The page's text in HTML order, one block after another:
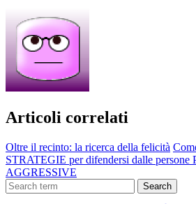
Articoli correlati
Oltre il recinto: la ricerca della felicità
STRATEGIE per difendersi dalle persone
AGGRESSIVE
Search